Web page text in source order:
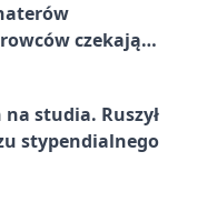
czekają
na studia. Ruszył
stypendialnego